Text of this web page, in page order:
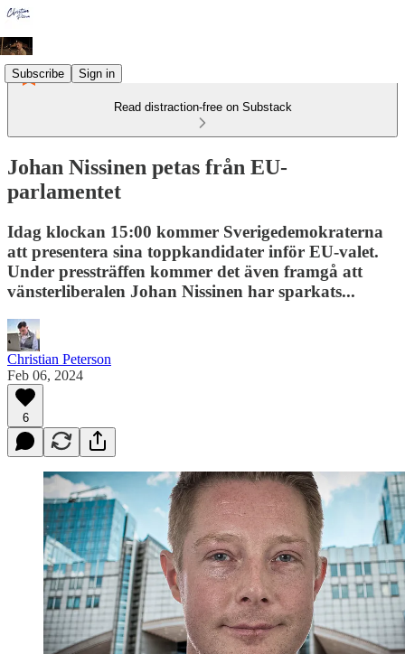
Subscribe Sign in
Read distraction-free on Substack
Johan Nissinen petas från EU-
parlamentet
Idag klockan 15:00 kommer Sverigedemokraterna
att presentera sina toppkandidater inför EU-valet.
Under pressträffen kommer det även framgå att
vänsterliberalen Johan Nissinen har sparkats...
Christian Peterson
Feb 06, 2024
6